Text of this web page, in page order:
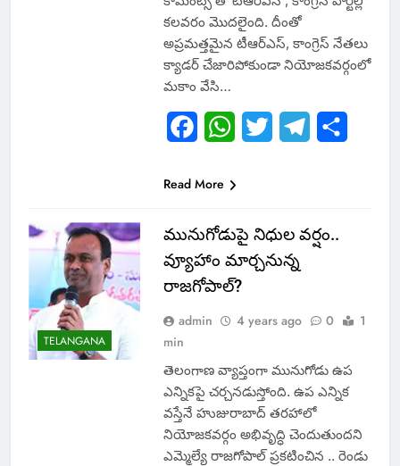
కలవరం మొదలైంది. దీంతో
అప్రమత్తమైన టీఆర్ఎస్, కాంగ్రెస్ నేతలు
క్యాడర్ చేజారిపోకుండా నియోజకవర్గంలో
మకాం వేసి…
FacebookWhatsApp
Twitter Telegram
Read More
TELANGANA
మునుగోడుపై నిధుల వర్షం..
వ్యూహాం మార్చనున్న
రాజగోపాల్?
admin 4 years ago 0
1
min
తెలంగాణ వ్యాప్తంగా మునుగోడు ఉప
ఎన్నికపై చర్చనడుస్తోంది. ఉప ఎన్నిక
వస్తేనే హుజురాబాద్ తరహాలో
నియోజకవర్గం అభివృద్ధి చెందుతుందని
ఎమ్మెల్యే రాజగోపాల్ ప్రకటించిన .. రెండు